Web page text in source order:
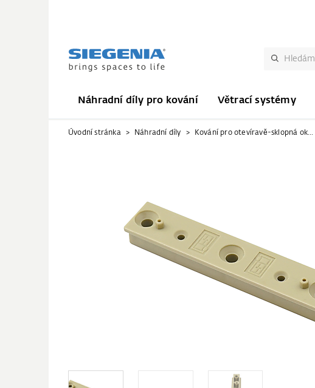
Náhradní díly pro kování Větrací systémy
Úvodní stránka Náhradní díly Kování pro otevíravě-sklopná okna